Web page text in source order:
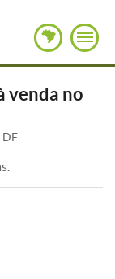
venda no
DF